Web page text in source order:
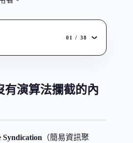
01 / 38
有演算法攔截的內
Syndication （簡易資訊聚